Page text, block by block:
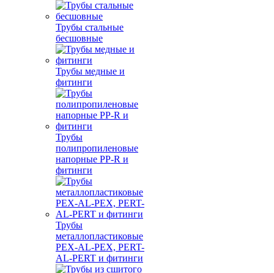
Трубы стальные
бесшовные
Трубы медные и
фитинги
Трубы
полипропиленовые
напорные PP-R и
фитинги
Трубы
металлопластиковые
PEX-AL-PEX, PERT-
AL-PERT и фитинги